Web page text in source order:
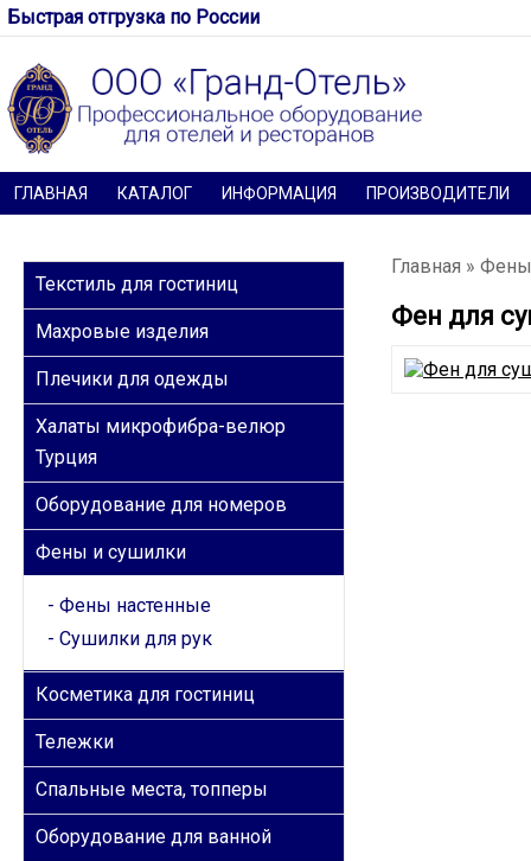
Быстрая отгрузка по России
ГЛАВНАЯ КАТАЛОГ ИНФОРМАЦИЯ ПРОИЗВОДИТЕЛИ
Текстиль для гостиниц
Махровые изделия
Плечики для одежды
Халаты микрофибра-велюр
Турция
Оборудование для номеров
Фены и сушилки
Фены настенные
Сушилки для рук
Косметика для гостиниц
Тележки
Спальные места, топперы
Оборудование для ванной
Главная » Фены
Фен для